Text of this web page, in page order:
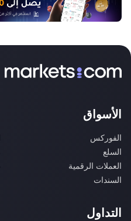
الأسواق
الفوركس
السلع
العملات الرقمية
السندات
التداول